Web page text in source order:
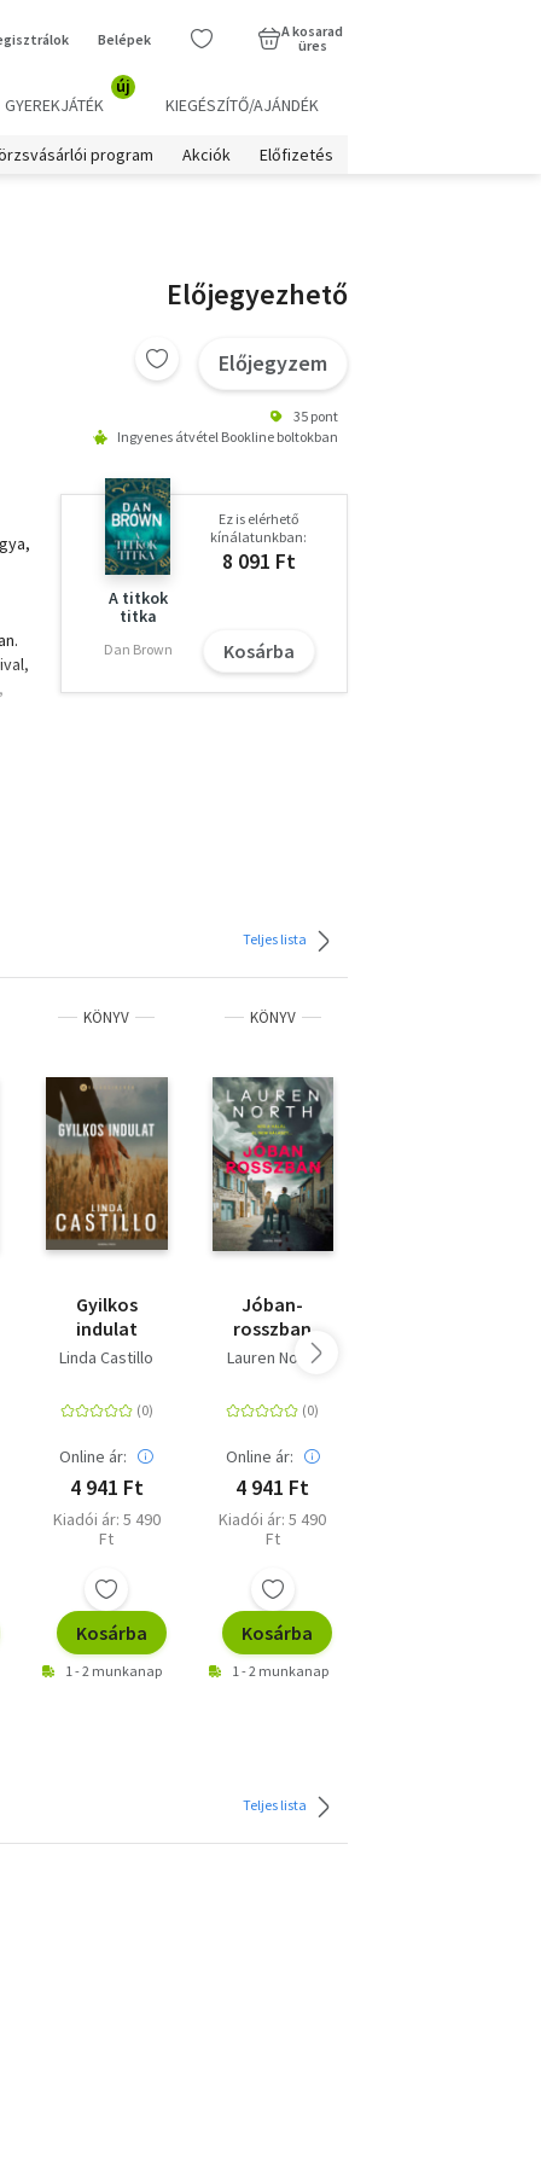
Belépek
A kosarad
üres
GYEREKJÁTÉK
új
KIEGÉSZÍTŐ/AJÁNDÉK
program Akciók Előfizetés
Előjegyezhető
Előjegyzem
35 pont
Ingyenes átvétel Bookline boltokban
A titkok
titka
Dan Brown
Ez is elérhető
kínálatunkban:
8 091 Ft
Kosárba
Teljes lista
KÖNYV
Gyilkos
indulat
Linda Castillo
Online ár:
4 941 Ft
Kiadói ár: 5 490
Ft
Kosárba
1 - 2 munkanap
KÖNYV
Jóban-
rosszban
Lauren North
Online ár:
4 941 Ft
Kiadói ár: 5 490
Ft
Kosárba
1 - 2 munkanap
Teljes lista